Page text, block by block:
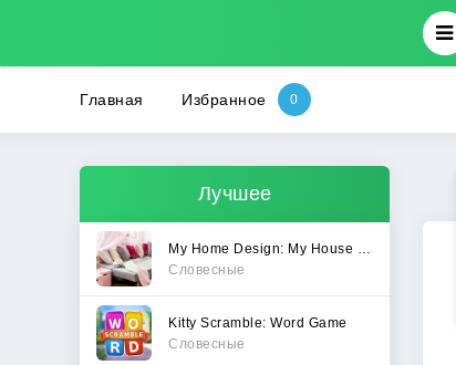
Главная Избранное
Лучшее
Словесные
Kitty Scramble: Word Game
Словесные